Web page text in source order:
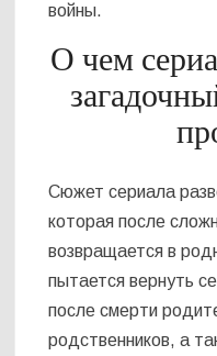
войны.
О чем
Сюжет сериала
которая после
возвращается в
пытается вернуть
после смерти
родственников, а